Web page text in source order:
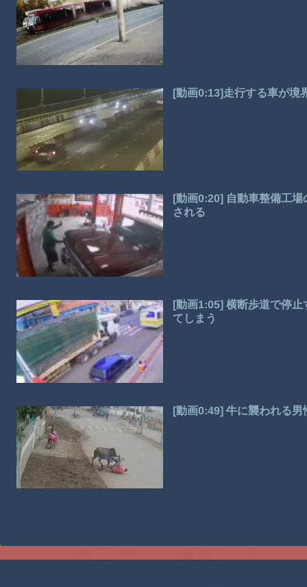
[動画0:13]走行する車が境
[動画0:20] 自動車整備工
される
[動画1:05] 横断歩道で停
てしまう
[動画0:49] 牛に襲われる